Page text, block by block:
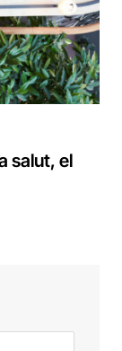
salut, el